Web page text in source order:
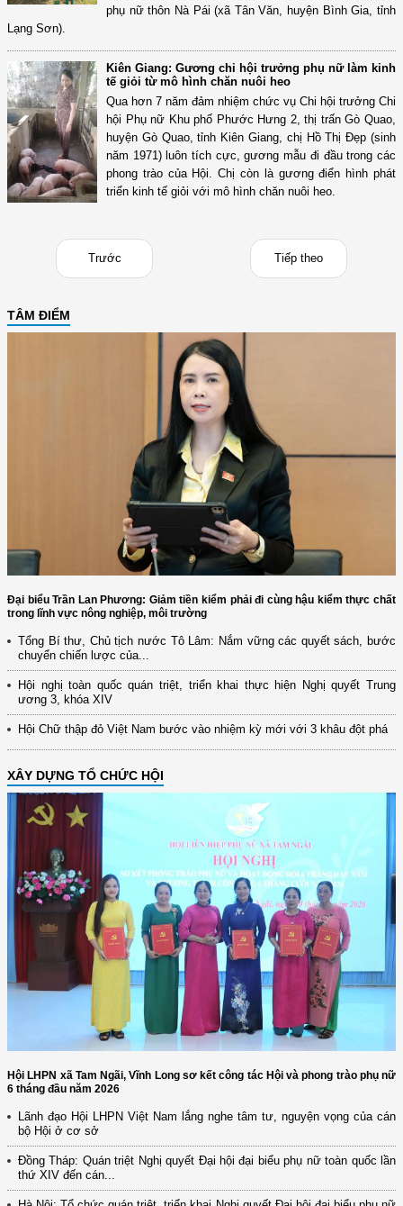
phụ nữ thôn Nà Pái (xã Tân Văn, huyện Bình Gia, tỉnh
Lạng Sơn).
Kiên Giang: Gương chi hội trưởng phụ nữ làm kinh
tế giỏi từ mô hình chăn nuôi heo
Qua hơn 7 năm đảm nhiệm chức vụ Chi hội trưởng Chi
hội Phụ nữ Khu phố Phước Hưng 2, thị trấn Gò Quao,
huyện Gò Quao, tỉnh Kiên Giang, chị Hồ Thị Đẹp (sinh
năm 1971) luôn tích cực, gương mẫu đi đầu trong các
phong trào của Hội. Chị còn là gương điển hình phát
triển kinh tế giỏi với mô hình chăn nuôi heo.
Trước Tiếp theo
TÂM ĐIỂM
Đại biểu Trần Lan Phương: Giảm tiền kiểm phải đi cùng hậu kiểm thực chất
trong lĩnh vực nông nghiệp, môi trường
Tổng Bí thư, Chủ tịch nước Tô Lâm: Nắm vững các quyết sách, bước
chuyển chiến lược của...
Hội nghị toàn quốc quán triệt, triển khai thực hiện Nghị quyết Trung
ương 3, khóa XIV
Hội Chữ thập đỏ Việt Nam bước vào nhiệm kỳ mới với 3 khâu đột phá
XÂY DỰNG TỔ CHỨC HỘI
Hội LHPN xã Tam Ngãi, Vĩnh Long sơ kết công tác Hội và phong trào phụ nữ
6 tháng đầu năm 2026
Lãnh đạo Hội LHPN Việt Nam lắng nghe tâm tư, nguyện vọng của cán
bộ Hội ở cơ sở
Đồng Tháp: Quán triệt Nghị quyết Đại hội đại biểu phụ nữ toàn quốc lần
thứ XIV đến cán...